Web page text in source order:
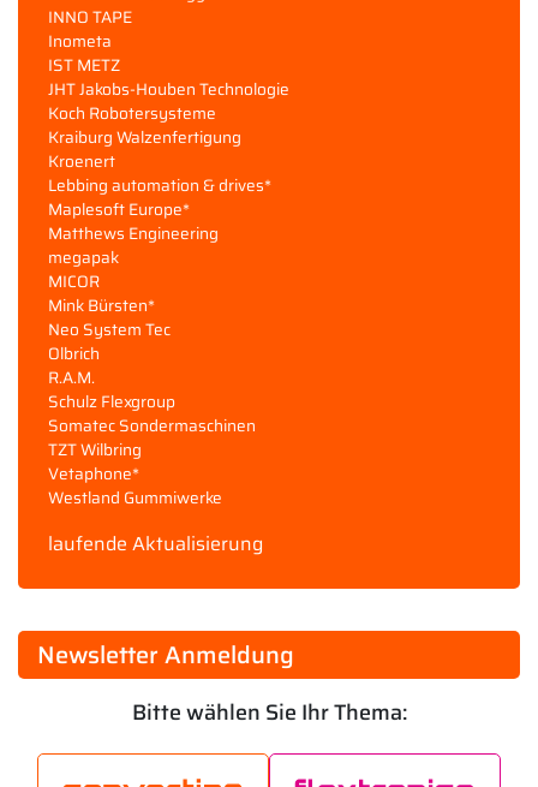
INNO TAPE
Inometa
IST METZ
JHT Jakobs-Houben Technologie
Koch Robotersysteme
Kraiburg Walzenfertigung
Kroenert
Lebbing automation & drives*
Maplesoft Europe*
Matthews Engineering
megapak
MICOR
Mink Bürsten*
Neo System Tec
Olbrich
R.A.M.
Schulz Flexgroup
Somatec Sondermaschinen
TZT Wilbring
Vetaphone*
Westland Gummiwerke
laufende Aktualisierung
Newsletter Anmeldung
Bitte wählen Sie Ihr Thema: